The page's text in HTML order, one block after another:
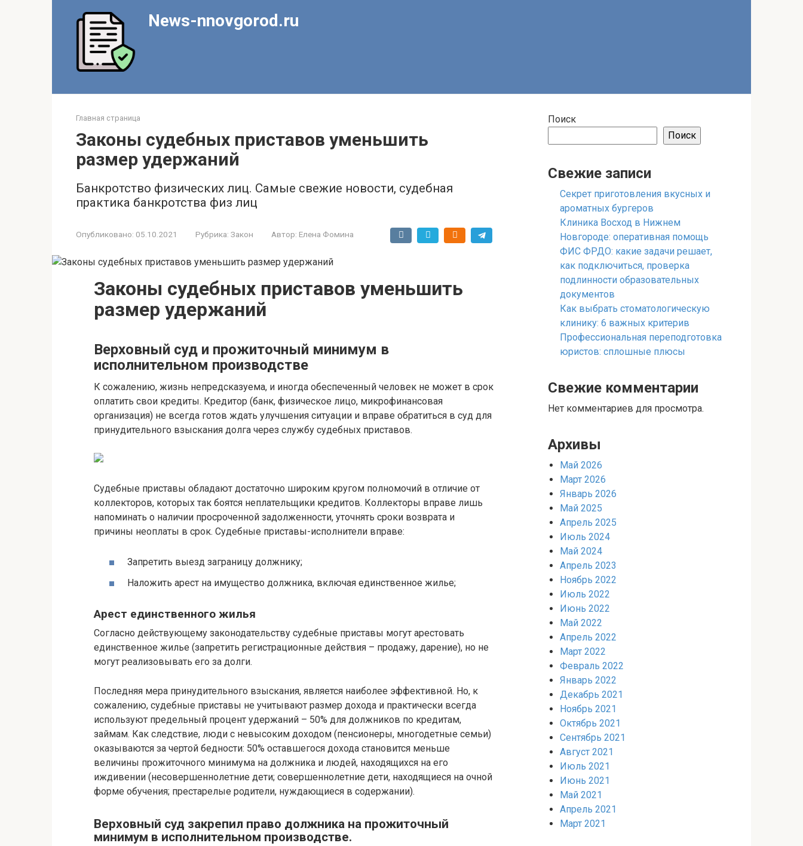
News-nnovgorod.ru
Главная страница
Законы судебных приставов уменьшить
размер удержаний
Банкротство физических лиц. Самые свежие новости, судебная
практика банкротства физ лиц
Опубликовано: 05.10.2021 Рубрика: Закон Автор: Елена Фомина
Законы судебных приставов уменьшить
размер удержаний
Верховный суд и прожиточный минимум в
исполнительном производстве
К сожалению, жизнь непредсказуема, и иногда обеспеченный человек не может в срок
оплатить свои кредиты. Кредитор (банк, физическое лицо, микрофинансовая
организация) не всегда готов ждать улучшения ситуации и вправе обратиться в суд для
принудительного взыскания долга через службу судебных приставов.
Судебные приставы обладают достаточно широким кругом полномочий в отличие от
коллекторов, которых так боятся неплательщики кредитов. Коллекторы вправе лишь
напоминать о наличии просроченной задолженности, уточнять сроки возврата и
причины неоплаты в срок. Судебные приставы-исполнители вправе:
Запретить выезд заграницу должнику;
Наложить арест на имущество должника, включая единственное жилье;
Арест единственного жилья
Согласно действующему законодательству судебные приставы могут арестовать
единственное жилье (запретить регистрационные действия – продажу, дарение), но не
могут реализовывать его за долги.
Последняя мера принудительного взыскания, является наиболее эффективной. Но, к
сожалению, судебные приставы не учитывают размер дохода и практически всегда
используют предельный процент удержаний – 50% для должников по кредитам,
займам. Как следствие, люди с невысоким доходом (пенсионеры, многодетные семьи)
оказываются за чертой бедности: 50% оставшегося дохода становится меньше
величины прожиточного минимума на должника и людей, находящихся на его
иждивении (несовершеннолетние дети; совершеннолетние дети, находящиеся на очной
форме обучения; престарелые родители, нуждающиеся в содержании).
Верховный суд закрепил право должника на прожиточный
минимум в исполнительном производстве.
Поиск
Поиск
Свежие записи
Секрет приготовления вкусных и
ароматных бургеров
Клиника Восход в Нижнем
Новгороде: оперативная помощь
ФИС ФРДО: какие задачи решает,
как подключиться, проверка
подлинности образовательных
документов
Как выбрать стоматологическую
клинику: 6 важных критерив
Профессиональная переподготовка
юристов: сплошные плюсы
Свежие комментарии
Нет комментариев для просмотра.
Архивы
Май 2026
Март 2026
Январь 2026
Май 2025
Апрель 2025
Июль 2024
Май 2024
Апрель 2023
Ноябрь 2022
Июль 2022
Июнь 2022
Май 2022
Апрель 2022
Март 2022
Февраль 2022
Январь 2022
Декабрь 2021
Ноябрь 2021
Октябрь 2021
Сентябрь 2021
Август 2021
Июль 2021
Июнь 2021
Май 2021
Апрель 2021
Март 2021